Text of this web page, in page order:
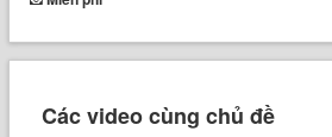
Các video cùng chủ đề